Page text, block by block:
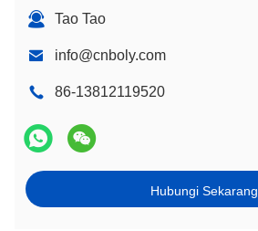
Tao Tao
info@cnboly.com
86-13812119520
Hubungi Sekarang